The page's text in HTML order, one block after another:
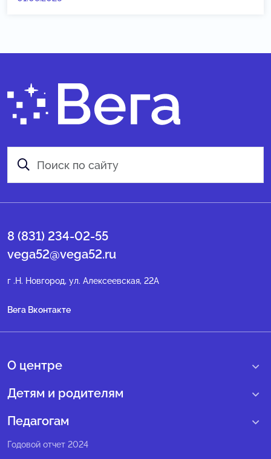
8 (831) 234-02-55
vega52@vega52.ru
г .Н. Новгород, ул. Алексеевская, 22А
Вега Вконтакте
О центре
О нас
Структура регионального центра
Педагогический состав
Детям и родителям
Учебные интенсивные сборы
Педагогам
Программы Веги
Годовой отчет 2024